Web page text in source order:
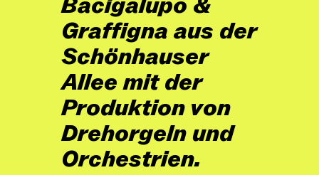
Graffigna aus der
Schönhauser
Allee mit der
Produktion von
Drehorgeln und
Orchestrien.